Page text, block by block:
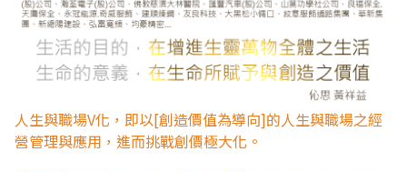
人生與職場V化，即以[創造價值為導向]的人生與職場之經
營管理與應用，進而挑戰創價極大化。